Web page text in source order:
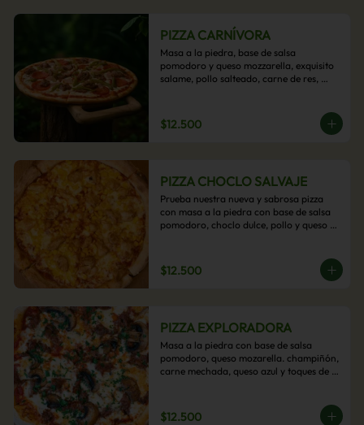
PIZZA CARNÍVORA
Masa a la piedra, base de salsa
pomodoro y queso mozzarella, exquisito
salame, pollo salteado, carne de res,
$12.500
PIZZA CHOCLO SALVAJE
Prueba nuestra nueva y sabrosa pizza
con masa a la piedra con base de salsa
pomodoro, choclo dulce, pollo y queso
$12.500
PIZZA EXPLORADORA
Masa a la piedra con base de salsa
pomodoro, queso mozarella. champiñón,
carne mechada, queso azul y toques de
$12.500